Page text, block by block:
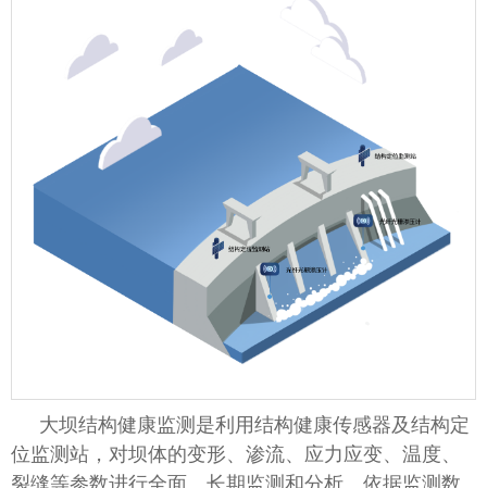
大坝结构健康监测是利用结构健康传感器及结构定
位监测站，对坝体的变形、渗流、应力应变、温度、
裂缝等参数进行全面、长期监测和分析。依据监测数